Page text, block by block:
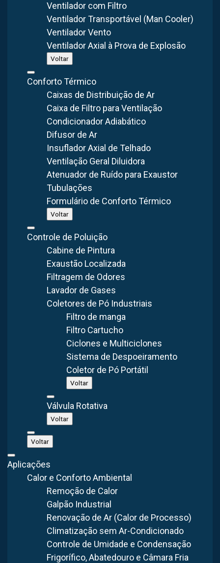
Ventilador com Filtro
Ventilador Transportável (Man Cooler)
Ventilador Vento
Ventilador Axial à Prova de Explosão
Voltar
Conforto Térmico
Caixas de Distribuição de Ar
Caixa de Filtro para Ventilação
Condicionador Adiabático
Difusor de Ar
Insuflador Axial de Telhado
Ventilação Geral Diluidora
Atenuador de Ruído para Exaustor
Tubulações
Formulário de Conforto Térmico
Voltar
Controle de Poluição
Cabine de Pintura
Exaustão Localizada
Filtragem de Odores
Lavador de Gases
Coletores de Pó Industriais
Filtro de manga
Filtro Cartucho
Ciclones e Multiciclones
Sistema de Despoeiramento
Coletor de Pó Portátil
Voltar
Válvula Rotativa
Voltar
Voltar
Aplicações
Calor e Conforto Ambiental
Remoção de Calor
Galpão Industrial
Renovação de Ar (Calor de Processo)
Climatização sem Ar-Condicionado
Controle de Umidade e Condensação
Frigorífico, Abatedouro e Câmara Fria
A liberação de gases e partículas prejudiciais à saúde e
com potencial risco de explosão faz parte da rotina de
trabalho desenvolvida em laboratórios das indústrias
farmacêuticas, químicas, cosméticas, alimentícias, entre
outras, e é praticamente inevitável.
Por esse motivo, é imprescindível investir em
equipamentos, como oexaustor para laboratório
criem um sistema de ventilação, circulação e renovação do
ar com a capacidade de tornar o ambiente mais confortável
e seguro para os trabalhadores.
No entanto, o que é, para que serve e como funciona um
exaustor para laboratório? Quais as vantagens desse
equipamento e por que é importante utilizá-lo?
Acompanhe.
Como funciona um exaustor para laboratório?
Cuidados na aquisição do exaustor para laboratório
Exaustores para laboratórios? Conte com a
Brasfaiber
Como funciona um exaustor para laboratório?
Precisa de Exaustão Localizada pra sua
aplicação? Conversamos pelo WhatsApp.